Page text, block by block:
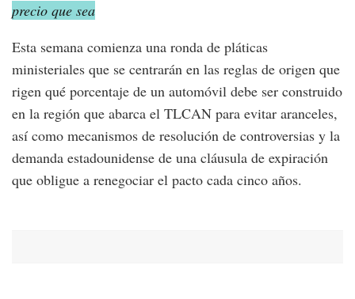
precio que sea
Esta semana comienza una ronda de pláticas
ministeriales que se centrarán en las reglas de origen que
rigen qué porcentaje de un automóvil debe ser construido
en la región que abarca el TLCAN para evitar aranceles,
así como mecanismos de resolución de controversias y la
demanda estadounidense de una cláusula de expiración
que obligue a renegociar el pacto cada cinco años.